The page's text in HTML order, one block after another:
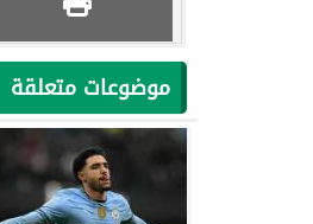
موضوعات متعلقة